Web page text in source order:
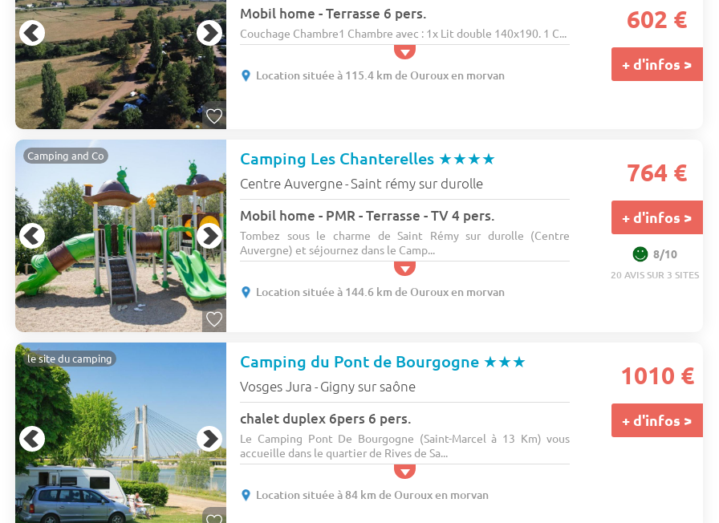
Mobil home - Terrasse 6 pers.
Couchage Chambre1 Chambre avec : 1x Lit double 140x190. 1 C...
Location située à 115.4 km de Ouroux en morvan
602 €
+ d'infos >
Camping and Co Camping Les Chanterelles ★★★★
Centre Auvergne-Saint rémy sur durolle
Mobil home - PMR - Terrasse - TV 4 pers.
Tombez sous le charme de Saint Rémy sur durolle (Centre
Auvergne) et séjournez dans le Camp...
Location située à 144.6 km de Ouroux en morvan
764 €
+ d'infos >
8/10
20 AVIS SUR 3 SITES
le site du camping Camping du Pont de Bourgogne ★★★
Vosges Jura - Gigny sur saône
chalet duplex 6pers 6 pers.
Le Camping Pont De Bourgogne (Saint-Marcel à 13 Km) vous
accueille dans le quartier de Rives de Sa...
Location située à 84 km de Ouroux en morvan
1010 €
+ d'infos >